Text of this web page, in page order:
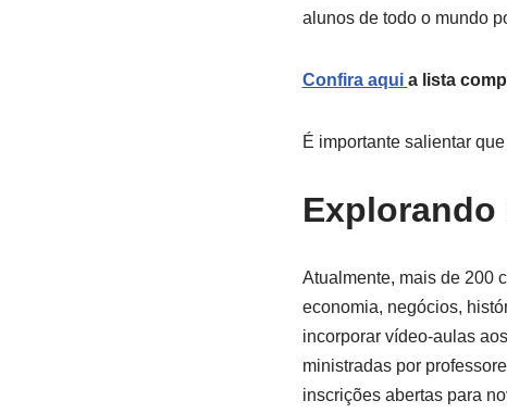
alunos de todo o mundo
Confira aqui a lista
É importante salientar
Atualmente, mais de 200
economia, negócios,
incorporar vídeo-aulas
ministradas por
inscrições abertas para